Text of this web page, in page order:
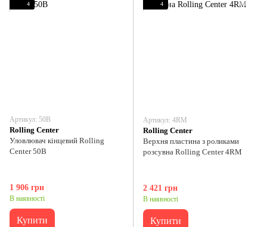
4
Артикул: 50B
Rolling Center
Уловлювач кінцевий Rolling
Center 50B
1 906 грн
В наявності
Купити
4
Артикул: 4RM
Rolling Center
Верхня пластина з роликами
розсувна Rolling Center 4RM
2 421 грн
В наявності
Купити